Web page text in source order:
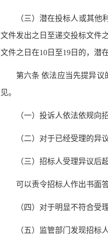
（三）潜在投标人或其
文件发出之日至递交投标文件
文件之日在10日至19日的，潜
第六条 依法应当先提异
见。
（一）投诉人依法依规向
（二）对于已经受理的
（三）招标人受理异议后
可以责令招标人作出书面
（四）对于明显不符合
（五）监管部门发现招标